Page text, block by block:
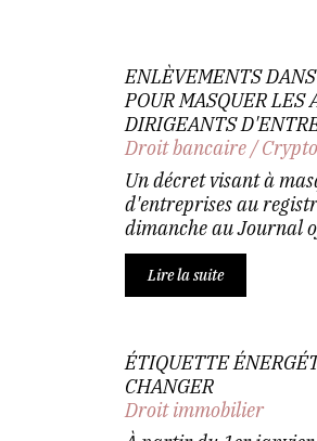
ENLÈVEMENTS
POUR MASQUER LES
DIRIGEANTS
Droit bancaire/
Un décret visant à
d'entreprises au
dimanche au Journal
Lire la suite
ÉTIQUETTE
CHANGER
Droit immobilier